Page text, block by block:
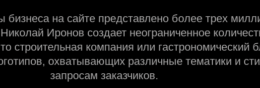
на сайте представлено более трех
Иронов создает неограниченное
строительная компания или гастрономический
охватывающих различные тематики и
запросам заказчиков.